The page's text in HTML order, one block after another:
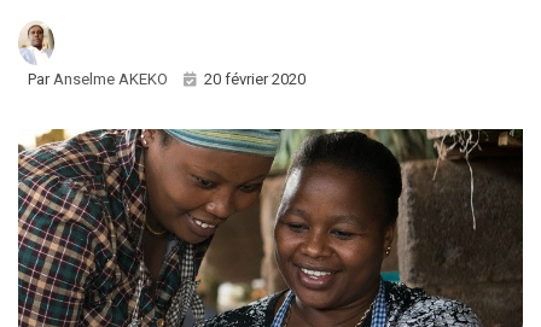
ParAnselme AKEKO 20 février 2020